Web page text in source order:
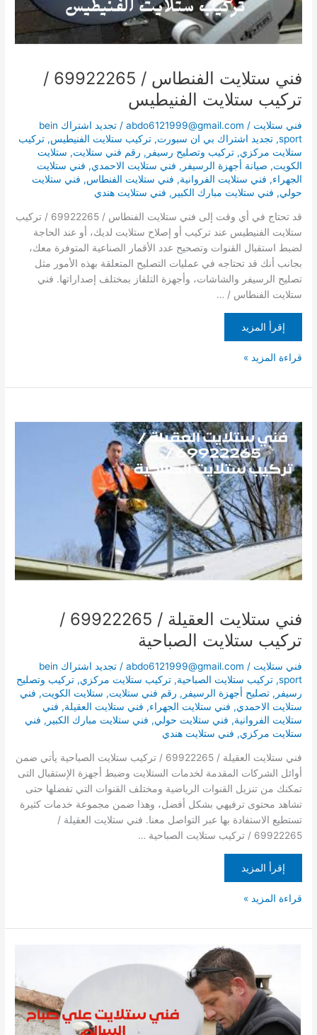
فني ستلايت الفنطاس / 69922265 /
تركيب ستلايت الفنيطيس
فني ستلايت /
abdo6121999@gmail.com
/
تجديد اشتراك bein
sport
,تجديد اشتراك بي ان سبورت,تركيب ستلايت الفنيطيس,تركيب
ستلايت مركزي,تركيب وتصليح رسيفر , رقم فني ستلايت, ستلايت
الكويت, صيانة أجهزة الرسيفر , فني ستلايت الاحمدي, فني ستلايت
الجهراء, فني ستلايت الفروانية, فني ستلايت الفنطاس, فني ستلايت
حولي, فني ستلايت مبارك الكبير , فني ستلايت هندي
قد تحتاج في أي وقت إلى فني ستلايت الفنطاس / 69922265 / تركيب
ستلايت الفنيطيس عند تركيب أو إصلاح ستلايت لديك، أو عند الحاجة
لضبط استقبال القنوات وتصحيح عدد الأقمار الصناعية المتوفرة معك،
بجانب أنك قد تحتاجه في عمليات التصليح المتعلقة بهذه الأمور مثل
تصليح الرسيفر والشاشات، وأجهزة التلفاز بمختلف إصداراتها. فني
ستلايت الفنطاس / …
إقرأ المزيد
قراءة المزيد »
فني ستلايت العقيلة / 69922265 /
تركيب ستلايت الصباحية
فني ستلايت /
abdo6121999@gmail.com
/
تجديد اشتراك bein
sport
,تركيب ستلايت الصباحية,تركيب ستلايت مركزي,تركيب وتصليح
رسيفر ,تصليح أجهزة الرسيفر , رقم فني ستلايت, ستلايت الكويت, فني
ستلايت الاحمدي, فني ستلايت الجهراء, فني ستلايت العقيلة, فني
ستلايت الفروانية, فني ستلايت حولي, فني ستلايت مبارك الكبير , فني
ستلايت مركزي, فني ستلايت هندي
فني ستلايت العقيلة / 69922265 / تركيب ستلايت الصباحية يأتي ضمن
أوائل الشركات المقدمة لخدمات الستلايت وضبط أجهزة الإستقبال التى
تمكنك من تنزيل القنوات الرياضية ومختلف القنوات التي تفضلها حتى
تشاهد محتوى ترفيهي بشكل أفضل، وهذا ضمن مجموعة خدمات كثيرة
تستطيع الاستفادة بها عبر التواصل معنا. فني ستلايت العقيلة /
69922265 / تركيب ستلايت الصباحية …
إقرأ المزيد
ستلايت
العقيلة
69922265
/
تركيب
ستلايت
الصباحية
قراءة المزيد »
السالم
/